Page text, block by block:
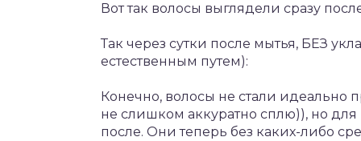
Вот так волосы выглядели сразу
Так через сутки после мытья, БЕЗ
естественным путем):
Конечно, волосы не стали идеально
не слишком аккуратно сплю)), но
после. Они теперь без каких-либо